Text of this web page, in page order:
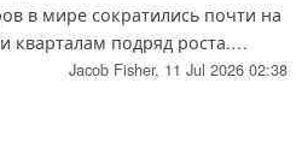
в мире сократились почти на
кварталам подряд роста.
с этой тенденцией,
Jacob Fisher, 11 Jul 2026 02:38